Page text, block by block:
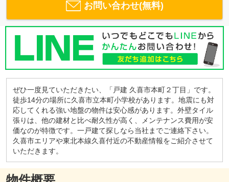
お問い合わせ(無料)
ぜひ一度見ていただきたい、「戸建 久喜市本町２丁目」です。
徒歩14分の場所に久喜市立本町小学校があります。地震にも対
応してくれる強い地盤の物件は安心感があります。外壁タイル
張りは、他の建材と比べ耐久性が高く、メンテナンス費用が安
価なのが特徴です。一戸建て探しなら当社までご連絡下さい。
久喜市エリアや東北本線久喜付近の不動産情報をご紹介させて
いただきます。